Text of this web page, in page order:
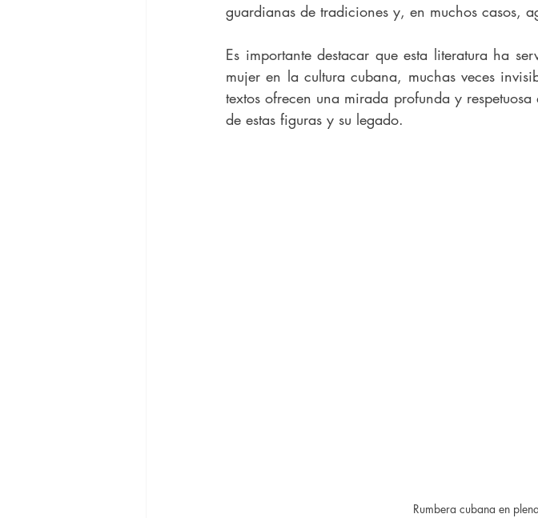
guardianas de tradiciones y, en muchos casos,
Es importante destacar que esta literatura ha
mujer en la cultura cubana, muchas veces
textos ofrecen una mirada profunda y
de estas figuras y su legado.
Rumbera cubana en